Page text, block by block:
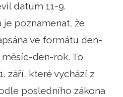
datum 11-9.
poznamenat, že
ve formátu den-
den-rok. To
září, které vychází z
posledního zákona